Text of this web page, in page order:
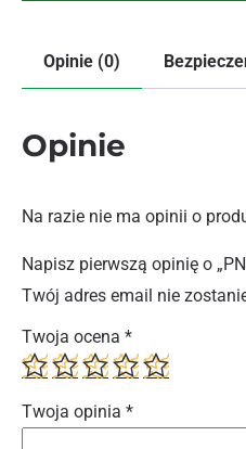
Opinie (0)
Opinie
Na razie nie ma opinii o
Napisz pierwszą opinię o
Twój adres email nie
Twoja ocena *
Twoja opinia *